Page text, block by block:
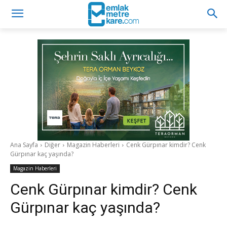
Ana Sayfa Diğer Magazin Haberleri
Cenk Gürpınar kimdir? Cenk
Gürpınar kaç yaşında?
Magazin Haberleri
Cenk Gürpınar kimdir? Cenk
Gürpınar kaç yaşında?